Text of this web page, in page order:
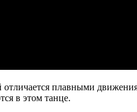
плавными
в этом танце.